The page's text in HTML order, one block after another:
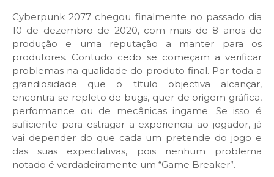
Cyberpunk 2077 chegou finalmente no passado dia
10 de dezembro de 2020, com mais de 8 anos de
produção e uma reputação a manter para os
produtores. Contudo cedo se começam a verificar
problemas na qualidade do produto final. Por toda a
grandiosidade que o título objectiva alcançar,
encontra-se repleto de bugs, quer de origem gráfica,
performance ou de mecânicas ingame. Se isso é
suficiente para estragar a experiencia ao jogador, já
vai depender do que cada um pretende do jogo e
das suas expectativas, pois nenhum problema
notado é verdadeiramente um “Game Breaker”.